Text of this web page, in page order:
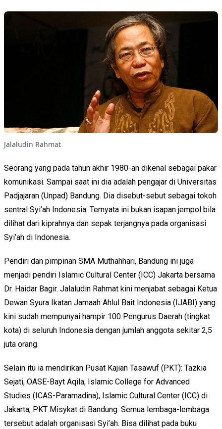
Jalaludin Rahmat
Seorang yang pada tahun akhir 1980-an dikenal sebagai pakar
komunikasi. Sampai saat ini dia adalah pengajar di Universitas
Padjajaran (Unpad) Bandung. Dia disebut-sebut sebagai tokoh
sentral Syi’ah Indonesia. Ternyata ini bukan isapan jempol bila
dilihat dari kiprahnya dan sepak terjangnya pada organisasi
Syi’ah di Indonesia.
Pendiri dan pimpinan SMA Muthahhari, Bandung ini juga
menjadi pendiri Islamic Cultural Center (ICC) Jakarta bersama
Dr. Haidar Bagir. Jalaludin Rahmat kini menjabat sebagai Ketua
Dewan Syura Ikatan Jamaah Ahlul Bait Indonesia (IJABI) yang
kini sudah mempunyai hampir 100 Pengurus Daerah (tingkat
kota) di seluruh Indonesia dengan jumlah anggota sekitar 2,5
juta orang.
Selain itu ia mendirikan Pusat Kajian Tasawuf (PKT): Tazkia
Sejati, OASE-Bayt Aqila, Islamic College for Advanced
Studies (ICAS-Paramadina), Islamic Cultural Center (ICC) di
Jakarta, PKT Misykat di Bandung. Semua lembaga-lembaga
tersebut adalah organisasi Syi’ah. Bisa dilihat pada buku